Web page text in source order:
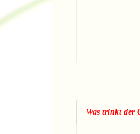
Was trinkt der